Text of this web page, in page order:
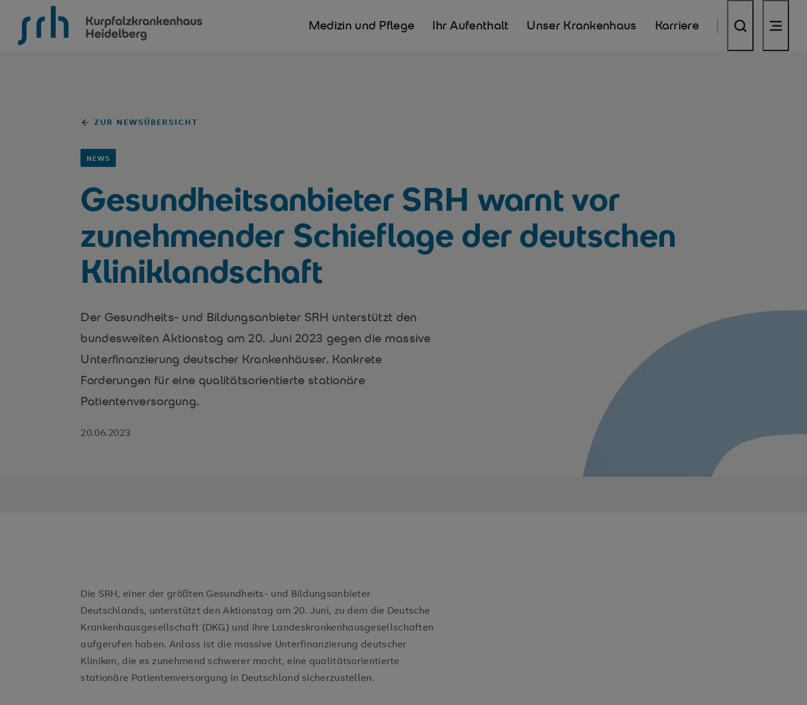
Medizin und Pflege Ihr Aufenthalt Unser Krankenhaus Karriere
ZUR NEWSÜBERSICHT
NEWS
Gesundheitsanbieter SRH warnt vor
zunehmender Schieflage der deutschen
Kliniklandschaft
Der Gesundheits- und Bildungsanbieter SRH unterstützt den
bundesweiten Aktionstag am 20. Juni 2023 gegen die massive
Unterfinanzierung deutscher Krankenhäuser. Konkrete
Forderungen für eine qualitätsorientierte stationäre
Patientenversorgung.
20.06.2023
Die SRH, einer der größten Gesundheits- und Bildungsanbieter
Deutschlands, unterstützt den Aktionstag am 20. Juni, zu dem die Deutsche
Krankenhausgesellschaft (DKG) und ihre Landeskrankenhausgesellschaften
aufgerufen haben. Anlass ist die massive Unterfinanzierung deutscher
Kliniken, die es zunehmend schwerer macht, eine qualitätsorientierte
stationäre Patientenversorgung in Deutschland sicherzustellen.